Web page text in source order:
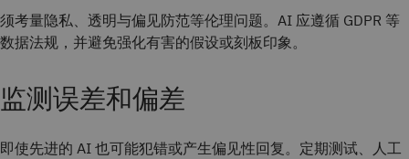
须考量隐私、透明与偏见防范等伦理问题。AI 应遵循 GDPR 等
数据法规，并避免强化有害的假设或刻板印象。
监测误差和偏差
即使先进的 AI 也可能犯错或产生偏见性回复。定期测试、人工